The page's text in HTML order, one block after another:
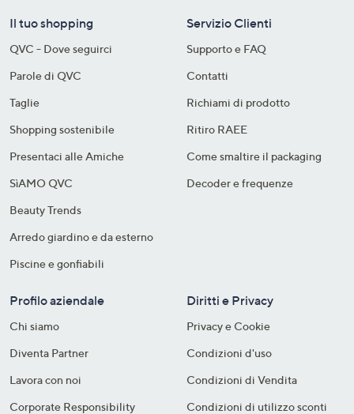
Il tuo shopping
QVC - Dove seguirci
Parole di QVC
Taglie
Shopping sostenibile​
Presentaci alle Amiche
SìAMO QVC
Beauty Trends
Arredo giardino e da esterno
Piscine e gonfiabili
Servizio Clienti
Supporto e FAQ
Contatti
Richiami di prodotto
Ritiro RAEE
Come smaltire il packaging​
Decoder e frequenze​
Profilo aziendale
Chi siamo
Diventa Partner
Lavora con noi
Corporate Responsibility
Diritti e Privacy
Privacy e Cookie
Condizioni d'uso
Condizioni di Vendita
Condizioni di utilizzo sconti